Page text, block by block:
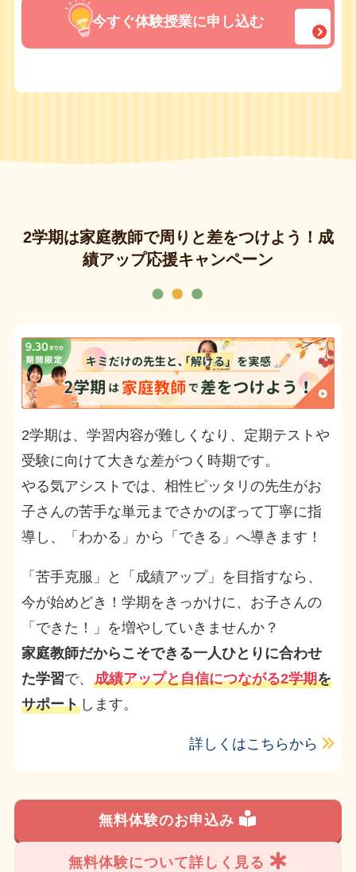
今すぐ体験授業に申し込む
2学期は家庭教師で周りと差をつけよう！成
績アップ応援キャンペーン
2学期は、学習内容が難しくなり、定期テストや
受験に向けて大きな差がつく時期です。
やる気アシストでは、相性ピッタリの先生がお
子さんの苦手な単元までさかのぼって丁寧に指
導し、「わかる」から「できる」へ導きます！
「苦手克服」と「成績アップ」を目指すなら、
今が始めどき！学期をきっかけに、お子さんの
「できた！」を増やしていきませんか？
家庭教師だからこそできる一人ひとりに合わせ
た学習で、 成績アップと自信につながる2学期を
サポートします。
詳しくはこちらから
無料体験のお申込み
無料体験について詳しく見る